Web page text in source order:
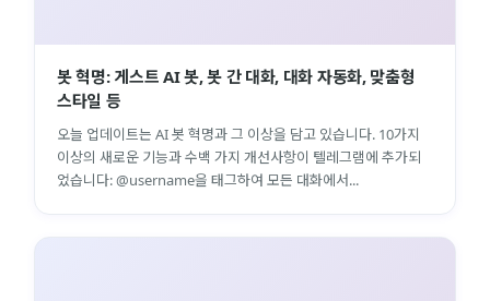
봇 혁명: 게스트 AI 봇, 봇 간 대화, 대화 자동화, 맞춤형
스타일 등
오늘 업데이트는 AI 봇 혁명과 그 이상을 담고 있습니다. 10가지
이상의 새로운 기능과 수백 가지 개선사항이 텔레그램에 추가되
었습니다: @username을 태그하여 모든 대화에서...